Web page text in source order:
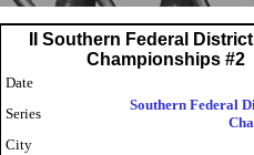
II Southern Federal
Championships #2
Date
Series
Southern Federal
City